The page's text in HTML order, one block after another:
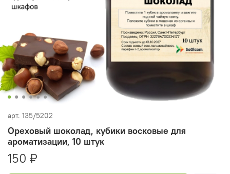
арт. 135/5202
Ореховый шоколад, кубики восковые для
ароматизации, 10 штук
150 ₽